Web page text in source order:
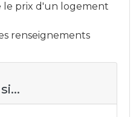
prix d'un logement
renseignements